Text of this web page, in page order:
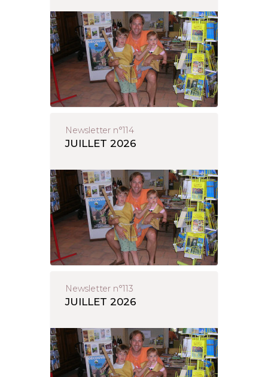
Newsletter n°114
JUILLET 2026
Newsletter n°113
JUILLET 2026